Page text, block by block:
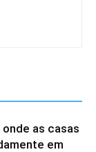
as casas
em